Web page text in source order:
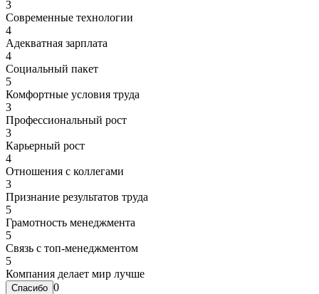
3
Современные технологии
4
Адекватная зарплата
4
Социальный пакет
5
Комфортные условия труда
3
Профессиональный рост
3
Карьерный рост
4
Отношения с коллегами
3
Признание результатов труда
5
Грамотность менеджмента
5
Связь с топ-менеджментом
5
Компания делает мир лучше
0